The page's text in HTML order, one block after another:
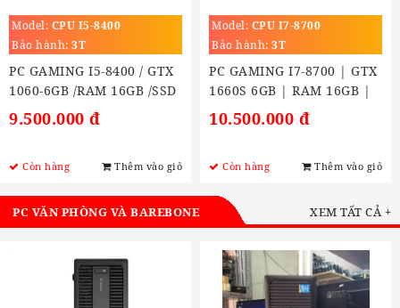
Model: CPU I5-8400
Bảo hành: 3T
PC GAMING I5-8400 / GTX
1060-6GB /RAM 16GB /SSD
M2: 250GB
9.500.000 đ
Còn hàng Thêm vào giỏ
Model: CPU I7-8700
Bảo hành: 3T
PC GAMING I7-8700 | GTX
1660S 6GB | RAM 16GB |
SSD 250GB
10.500.000 đ
Còn hàng Thêm vào giỏ
PC VĂN PHÒNG VÀ BAREBONE XEM TẤT CẢ +